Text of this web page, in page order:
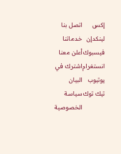
إكس
لينكدإن
فيسبوك
انستغرام
يوتيوب
تيك توك
اتصل بنا
خدماتنا
أعلن معنا
اشترك في
البيان
سياسة
الخصوصية